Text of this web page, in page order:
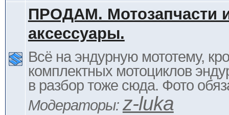
ПРОДАМ. Мотозапчасти
аксессуары.
Всё на эндурную мототему,
комплектных мотоциклов
в разбор тоже сюда. Фото
Модераторы: z-luka